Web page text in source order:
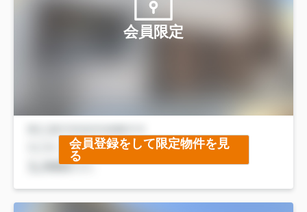
会員限定
会員登録をして限定物件を見
る